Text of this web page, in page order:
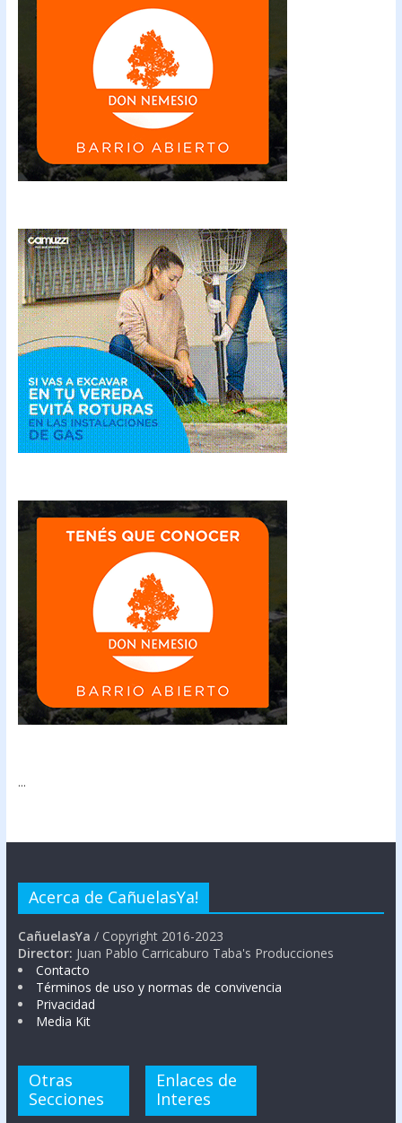
...
Acerca de CañuelasYa!
CañuelasYa / Copyright 2016-2023
Director: Juan Pablo Carricaburo Taba's Producciones
Contacto
Términos de uso y normas de convivencia
Privacidad
Media Kit
Otras
Secciones
Enlaces de
Interes